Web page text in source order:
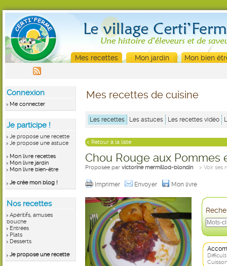
Mes recettes Mon jardin Mon bien
Connexion
Me connecter
Je participe !
Je propose une recette
Je propose une astuce
Mon livre recettes
Mon livre jardin
Mon livre bien-être
Je crée mon blog !
Nos recettes
Apéritifs, amuses
bouche
Entrées
Plats
Desserts
Je propose une recette
Mes recettes de cuisine
Les recettes Les astuces Les recettes vidéo
< Retour à la liste
Chou Rouge aux Pommes
Proposée par victorine mermillod-blondin > Voir ses
Imprimer Envoyer Mon livre